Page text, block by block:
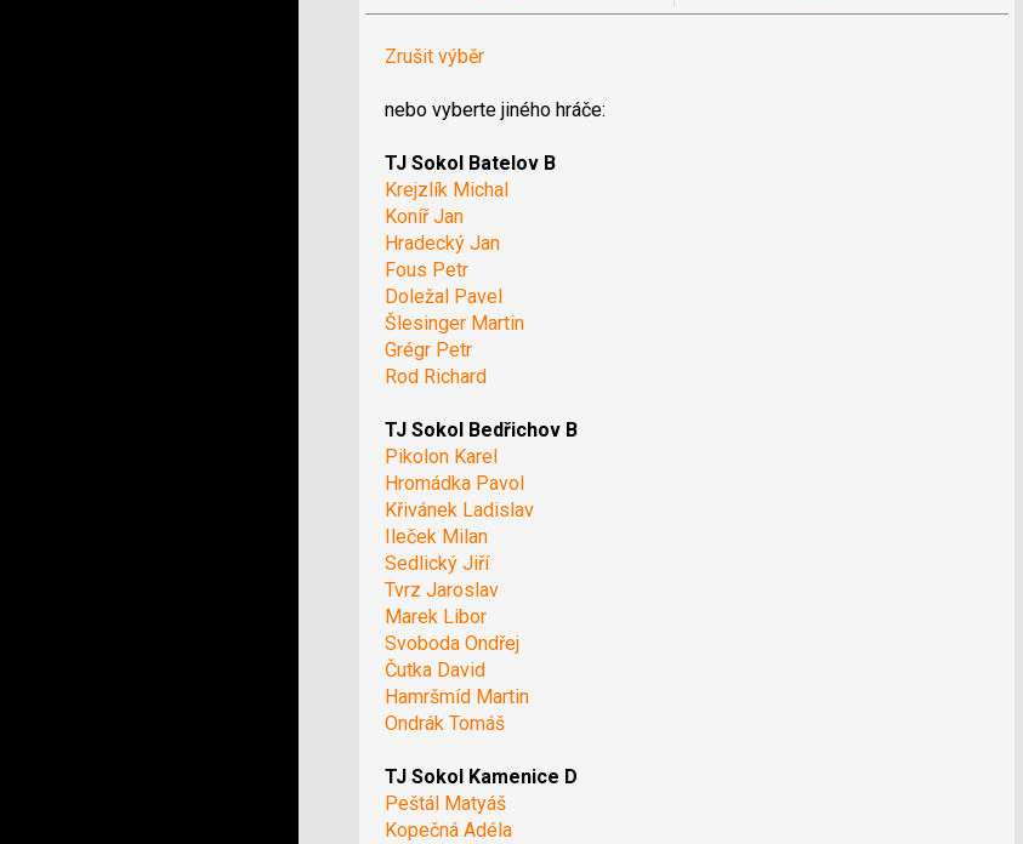
Zrušit výběr
nebo vyberte jiného hráče:
TJ Sokol Batelov B
Krejzlík Michal
Koníř Jan
Hradecký Jan
Fous Petr
Doležal Pavel
Šlesinger Martin
Grégr Petr
Rod Richard
TJ Sokol Bedřichov B
Pikolon Karel
Hromádka Pavol
Křivánek Ladislav
Ileček Milan
Sedlický Jiří
Tvrz Jaroslav
Marek Libor
Svoboda Ondřej
Čutka David
Hamršmíd Martin
Ondrák Tomáš
TJ Sokol Kamenice D
Peštál Matyáš
Kopečná Adéla